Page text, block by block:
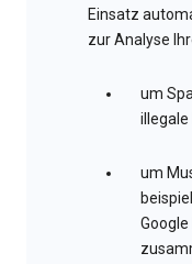
Einsatz
zur Analyse
um
um